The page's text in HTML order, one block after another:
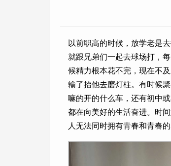
以前职高的时候，放学老是
就跟兄弟们一起去球场打，
候精力根本花不完，现在不
输了抬他去磨灯柱。有时候
嘛的开的什么车，还有初中
都在向美好的生活奋进。时
人无法同时拥有青春和青春的